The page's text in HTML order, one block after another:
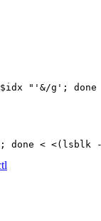
done | sed